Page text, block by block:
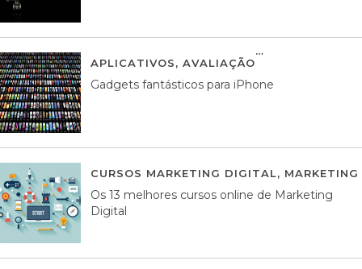
APLICATIVOS, AVALIAÇÃO
Gadgets fantásticos para iPhone
CURSOS MARKETING DIGITAL,
Os 13 melhores cursos online de Marketing
Digital